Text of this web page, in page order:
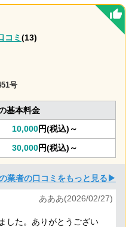
コミ (13)
号
基本料金
10,000円(税込)～
30,000円(税込)～
業者の口コミをもっと見る▶
あああ(2026/02/27)
した。ありがとうござい